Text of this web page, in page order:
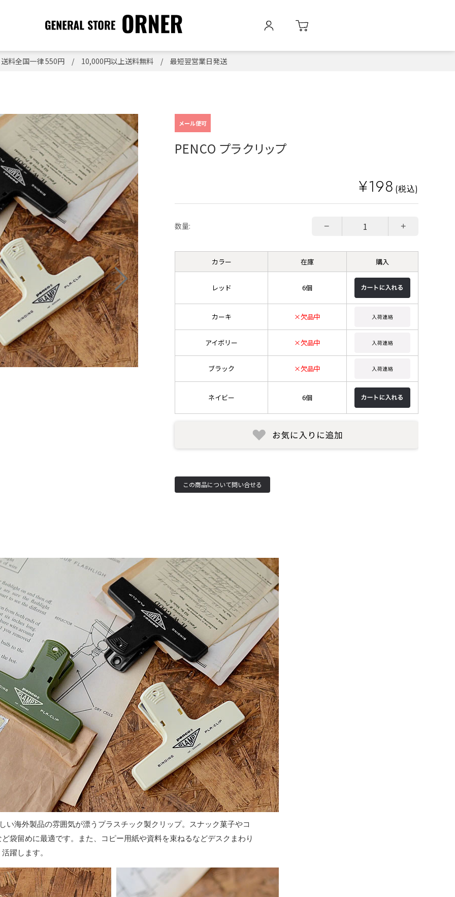
送料全国一律 550円 / 10,000円以上送料無料 / 最短翌営業日発送
メール便可
PENCO プラクリップ
¥198 (税込)
数量: − +
カラー 在庫 購入
レッド 6個
カーキ ×欠品中
アイボリー ×欠品中
ブラック ×欠品中
ネイビー 6個
い海外製品の雰囲気が漂うプラスチック製クリップ。スナック菓子やコ
袋留めに最適です。また、コピー用紙や資料を束ねるなどデスクまわり
躍します。